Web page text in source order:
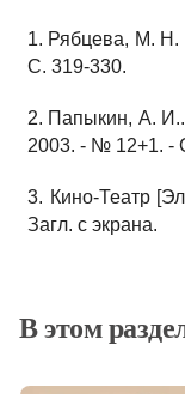
1. Рябцева, М. Н.
С. 319-330.
2. Папыкин, А. И..
2003. - № 12+1. -
3. Кино-Театр
Загл. с экрана.
В этом